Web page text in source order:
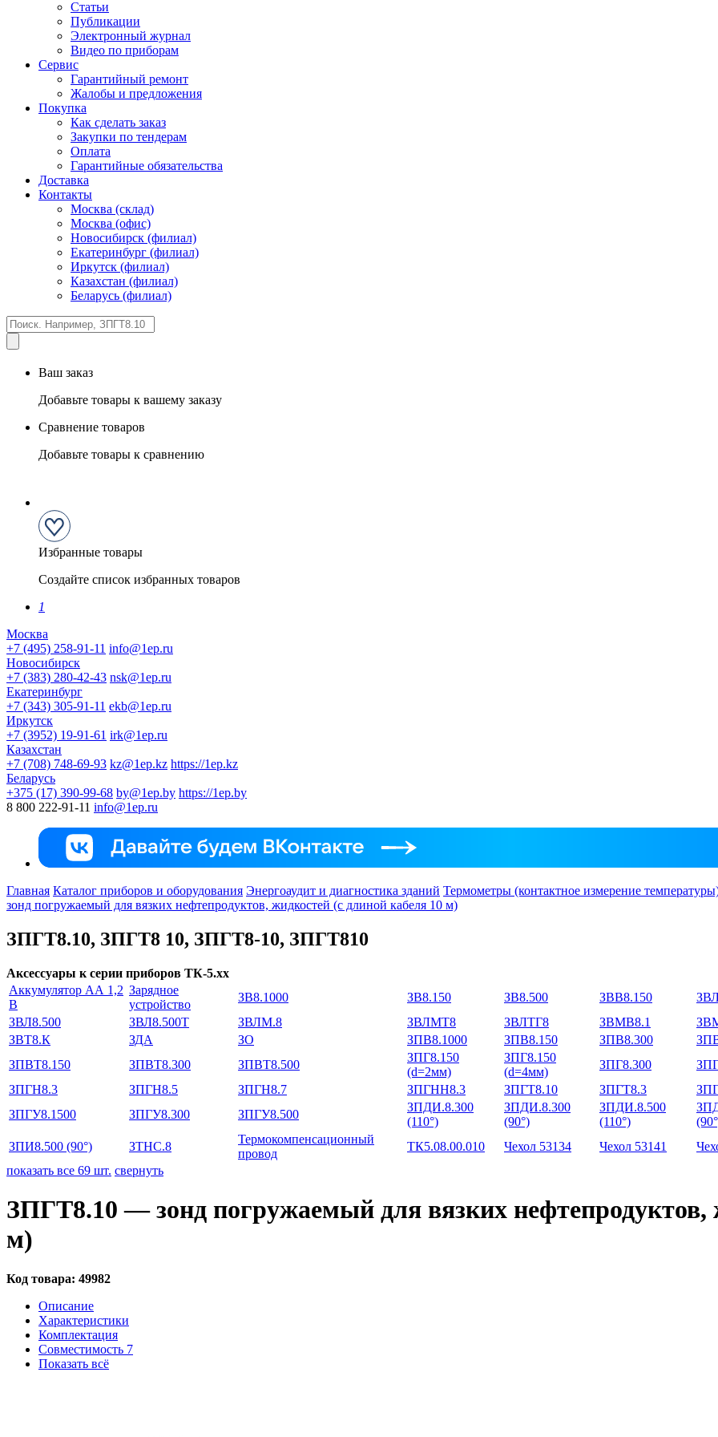
Статьи
Публикации
Электронный журнал
Видео по приборам
Сервис
Гарантийный ремонт
Жалобы и предложения
Покупка
Как сделать заказ
Закупки по тендерам
Оплата
Гарантийные обязательства
Доставка
Контакты
Москва (склад)
Москва (офис)
Новосибирск (филиал)
Екатеринбург (филиал)
Иркутск (филиал)
Казахстан (филиал)
Беларусь (филиал)
Ваш заказ
Добавьте товары к вашему заказу
Сравнение товаров
Добавьте товары к сравнению
Избранные товары
Создайте список избранных товаров
1
Москва
+7 (495) 258-91-11 info@1ep.ru
Новосибирск
+7 (383) 280-42-43 nsk@1ep.ru
Екатеринбург
+7 (343) 305-91-11 ekb@1ep.ru
Иркутск
+7 (3952) 19-91-61 irk@1ep.ru
Казахстан
+7 (708) 748-69-93 kz@1ep.kz https://1ep.kz
Беларусь
+375 (17) 390-99-68 by@1ep.by https://1ep.by
8 800 222-91-11 info@1ep.ru
Главная Каталог приборов и оборудования Энергоаудит и диагностика зданий Термометры (контактное измерение
зонд погружаемый для вязких нефтепродуктов, жидкостей (с длиной кабеля 10 м)
ЗПГТ8.10, ЗПГТ8 10, ЗПГТ8-10, ЗПГТ810
Аксессуары к серии приборов ТК-5.хх
Аккумулятор АА 1,2
В
Зарядное
устройство
ЗВ8.1000 ЗВ8.150 ЗВ8.500 ЗВВ8.150
ЗВЛ8.500
ЗВЛ8.500Т ЗВЛМ.8 ЗВЛМТ8 ЗВЛТГ8 ЗВМВ8.1
ЗВТ8.К
ЗДА ЗО ЗПВ8.1000 ЗПВ8.150 ЗПВ8.300
ЗПВТ8.150
ЗПВТ8.300 ЗПВТ8.500
ЗПГ8.150
(d=2мм)
ЗПГ8.150
(d=4мм)
ЗПГ8.300
ЗПГН8.3
ЗПГН8.5 ЗПГН8.7 ЗПГНН8.3 ЗПГТ8.10 ЗПГТ8.3
ЗПГУ8.1500
ЗПГУ8.300 ЗПГУ8.500
ЗПДИ.8.300
(110°)
ЗПДИ.8.300
(90°)
ЗПДИ.8.500
(110°)
ЗПИ8.500 (90°)
ЗТНС.8
Термокомпенсационный
провод
ТК5.08.00.010 Чехол 53134 Чехол 53141
показать все 69 шт. свернуть
ЗПГТ8.10 — зонд погружаемый для вязких нефтепродуктов,
м)
Код товара: 49982
Описание
Характеристики
Комплектация
Совместимость 7
Показать всё